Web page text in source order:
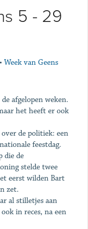
5 - 29
• Week van Geens
afgelopen weken.
het heeft er ook
de politiek: een
feestdag.
die de
stelde twee
eerst wilden Bart
zet.
al stilletjes aan
in reces, na een